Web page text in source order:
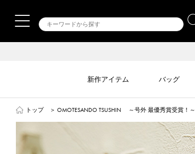
新作アイテム バッグ
トップ ＞ OMOTESANDO TSUSHIN ～号外 最優秀賞受賞！～